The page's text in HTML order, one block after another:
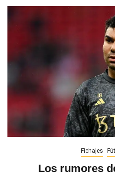
Fichajes
Los rumores